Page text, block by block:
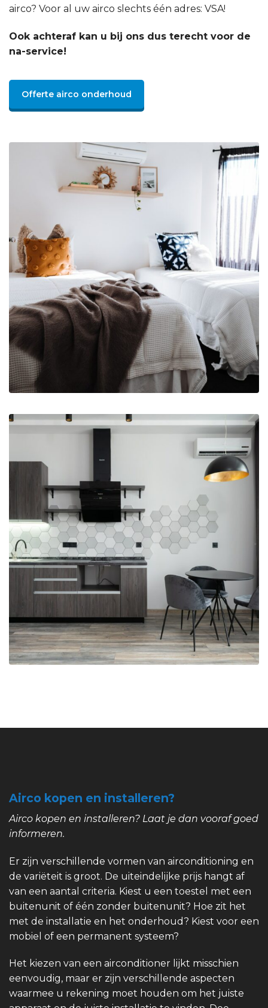
airco? Voor al uw airco slechts één adres: VSA!
Ook achteraf kan u bij ons dus terecht voor de
na-service!
Offerte airco onderhoud
Airco kopen en installeren?
Airco kopen en installeren? Laat je dan vooraf goed
informeren.
Er zijn verschillende vormen van airconditioning en
de variëteit is groot. De uiteindelijke prijs hangt af
van een aantal criteria. Kiest u een toestel met een
buitenunit of één zonder buitenunit? Hoe zit het
met de installatie en het onderhoud? Kiest voor een
mobiel of een permanent systeem?
Het kiezen van een airconditioner lijkt misschien
eenvoudig, maar er zijn verschillende aspecten
waarmee u rekening moet houden om het juiste